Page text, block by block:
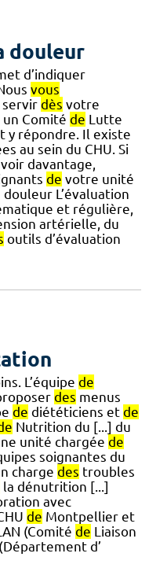
douleur
d’indiquer
vous
servir dès votre
Comité de Lutte
y répondre. Il existe
au sein du CHU. Si
davantage,
de votre unité
L’évaluation
et régulière,
artérielle, du
outils d’évaluation
L’équipe de
des menus
de diététiciens et de
Nutrition du [...] du
unité chargée de
soignantes du
charge des troubles
la dénutrition [...]
avec
de Montpellier et
(Comité de Liaison
d’